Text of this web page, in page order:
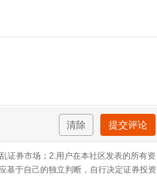
清除 提交评论
证券市场；2.用户在本社区发表的所有资
基于自己的独立判断，自行决定证券投资